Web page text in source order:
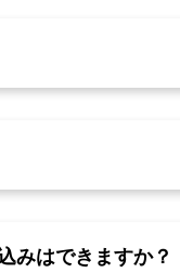
みはできますか？